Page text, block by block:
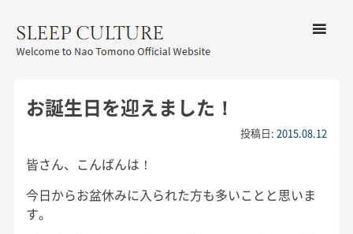
CULTURE
ー
ツへ移動
お誕生日を迎えました！
投稿日:2015.08.12
皆さん、こんばんは！
今日からお盆休みに入られた方も多いことと思いま
す。